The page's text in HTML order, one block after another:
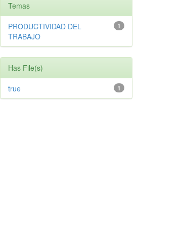
Temas
1
PRODUCTIVIDAD DEL
TRABAJO
Has File(s)
1
true